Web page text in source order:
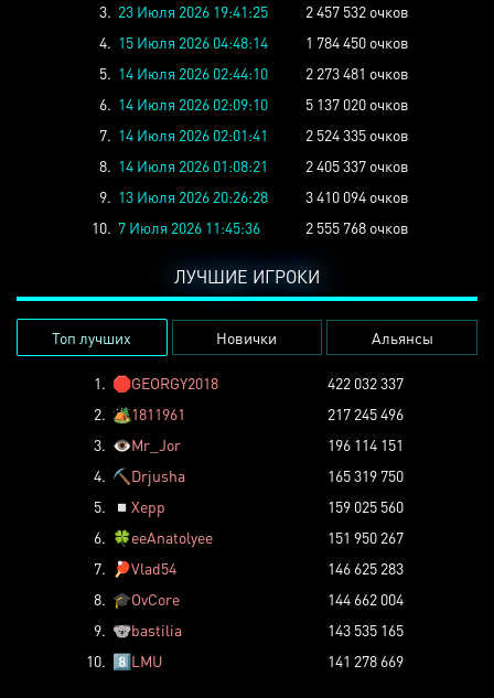
3. 23 Июля 2026 19:41:25
2 457 532 очков
4. 15 Июля 2026 04:48:14
1 784 450 очков
5. 14 Июля 2026 02:44:10
2 273 481 очков
6. 14 Июля 2026 02:09:10
5 137 020 очков
7. 14 Июля 2026 02:01:41
2 524 335 очков
8. 14 Июля 2026 01:08:21
2 405 337 очков
9. 13 Июля 2026 20:26:28
3 410 094 очков
10. 7 Июля 2026 11:45:36 2 555 768 очков
ЛУЧШИЕ ИГРОКИ
Топ лучших Новички Альянсы
1. 🛑GEORGY2018
422 032 337
2. 🏕️1811961
217 245 496
3. 👁️Mr_Jor
196 114 151
4. ⛏️ Drjusha
165 319 750
5.
◽ Xepp
159 025 560
6. 🍀eeAnatolyee
151 950 267
7.
🏓Vlad54
146 625 283
8. 🎓OvCore
144 662 004
9. 🐨bastilia
143 535 165
10. 8️⃣LMU 141 278 669